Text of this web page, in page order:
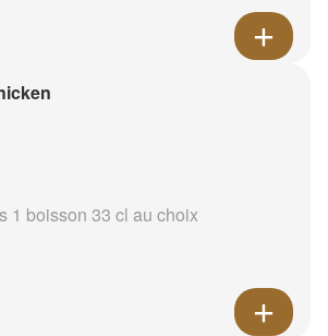
1 boisson 33 cl au choix